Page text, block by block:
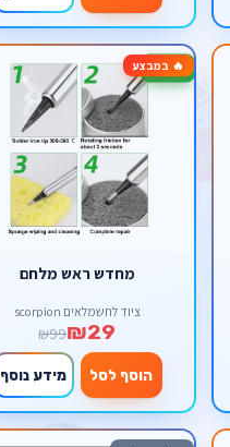
🔥 במבצע-71%
מחדש ראש מלחם
ציוד לחשמלאים scorpion
₪29
₪99
הוסף לסל מידע נוסף